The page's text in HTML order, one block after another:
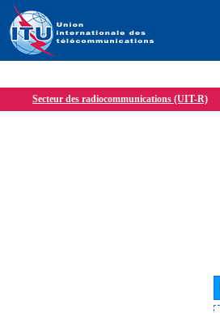
Secteur des radiocommunications (UIT-R)